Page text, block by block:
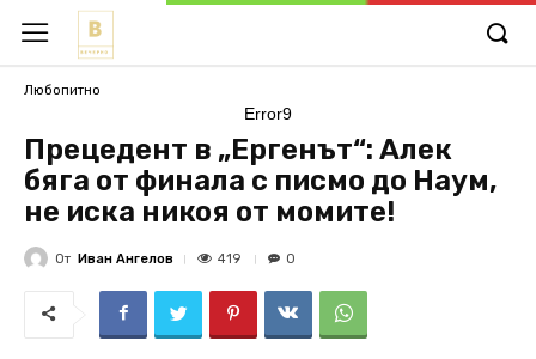
Любопитно
Error9
Прецедент в „Ергенът“: Алек
бяга от финала с писмо до Наум,
не иска никоя от момите!
От Иван Ангелов 419 0